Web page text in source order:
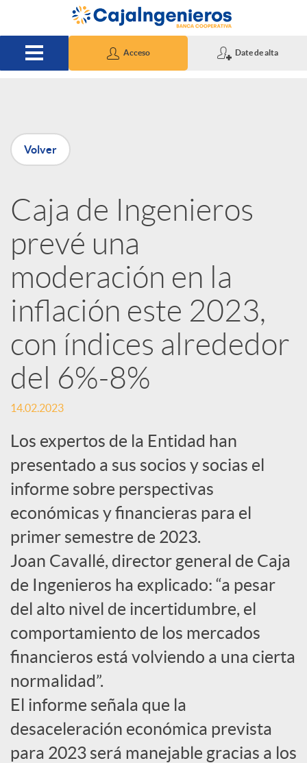
Saltar al contenido principal
Acceso Date de alta
P
u
b
l
i
c
a
d
o
r
d
e
c
o
n
Volver
Caja de Ingenieros
prevé una
moderación en la
inflación este 2023,
con índices alrededor
del 6%-8%
14.02.2023
Los expertos de la Entidad han
presentado a sus socios y socias el
informe sobre perspectivas
económicas y financieras para el
primer semestre de 2023.
Joan Cavallé, director general de Caja
de Ingenieros ha explicado: “a pesar
del alto nivel de incertidumbre, el
comportamiento de los mercados
financieros está volviendo a una cierta
normalidad”.
El informe señala que la
desaceleración económica prevista
para 2023 será manejable gracias a los